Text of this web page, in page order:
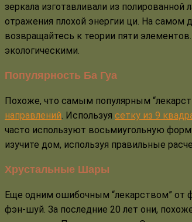
зеркала изготавливали из
отражения плохой энергии ци. На самом
возвращайтесь к теории пяти
экологическими.
Популярность Ба Гуа
Похоже, что самым популярным
направлений . Используя сетку из 9
часто используют восьмиугольную
изучите дом, используя правильные
Хрустальные Шары
Еще одним ошибочным “лекарством” от
фэн-шуй. За последние 20 лет они,